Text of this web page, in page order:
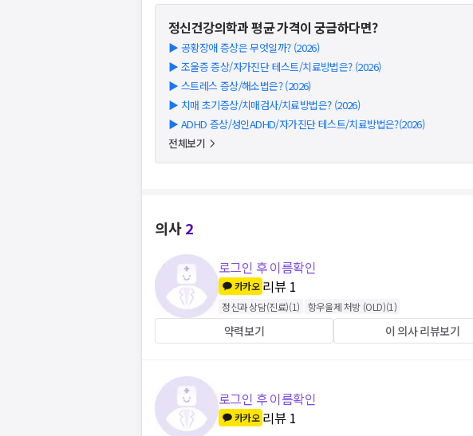
정신건강의학과평균 가격이 궁금하다면?
▶ 공황장애 증상은 무엇일까? (2026)
▶ 조울증 증상/자가진단 테스트/치료방법은? (2026)
▶ 스트레스 증상/해소법은? (2026)
▶ 치매 초기증상/치매검사/치료방법은? (2026)
▶ ADHD 증상/성인ADHD/자가진단 테스트/치료방법은?(2026)
전체보기
의사2
로그인 후 이름확인
카카오 리뷰 1
정신과 상담(진료)(1) 항우울제 처방 (OLD)(1)
약력보기 이 의사 리뷰보기
로그인 후 이름확인
카카오 리뷰 1